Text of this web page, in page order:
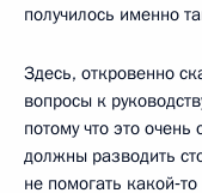
получилось именно
Здесь, откровенно
вопросы к
потому что это
должны разводить
не помогать